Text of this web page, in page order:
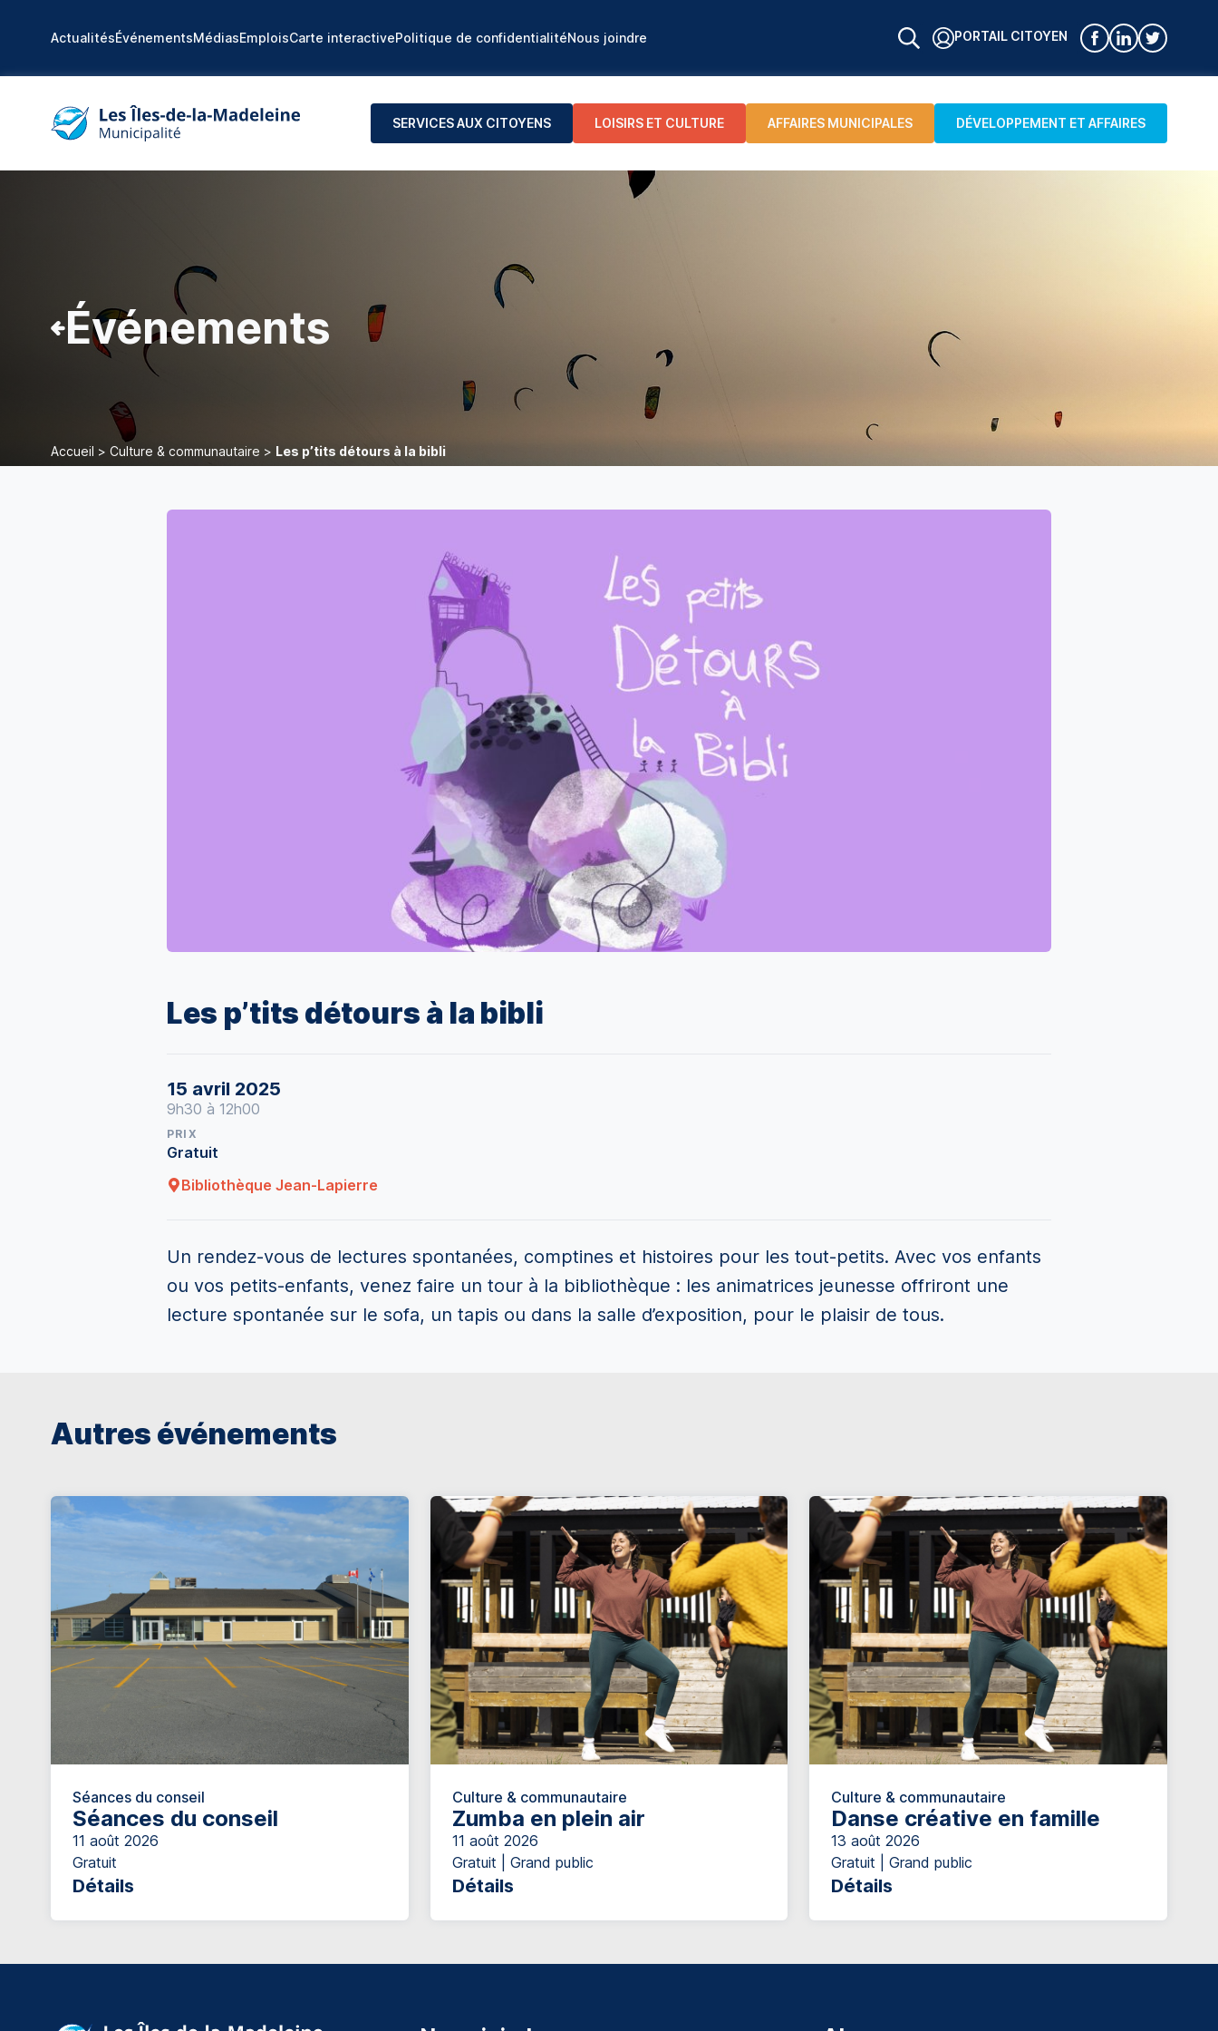
ActualitésÉvénementsMédiasEmploisCarte interactivePolitique de confidentialitéNous joindre PORTAIL CITOYEN
SERVICES AUX CITOYENS LOISIRS ET CULTURE AFFAIRES MUNICIPALES DÉVELOPPEMENT ET AFFAIRES
Événements
Accueil > Culture & communautaire > Les p’tits détours à la bibli
Les p’tits détours à la bibli
15 avril 2025
9h30 à 12h00
PRIX
Gratuit
Bibliothèque Jean-Lapierre
Un rendez-vous de lectures spontanées, comptines et histoires pour les tout-petits. Avec vos enfants
ou vos petits-enfants, venez faire un tour à la bibliothèque : les animatrices jeunesse offriront une
lecture spontanée sur le sofa, un tapis ou dans la salle d’exposition, pour le plaisir de tous.
Autres événements
Séances du conseil
Séances du conseil
11 août 2026
Gratuit
Détails
Culture & communautaire
Zumba en plein air
11 août 2026
Gratuit | Grand public
Détails
Culture & communautaire
Danse créative en famille
13 août 2026
Gratuit | Grand public
Détails